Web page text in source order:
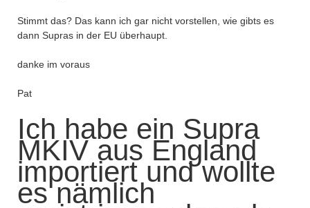
Stimmt das? Das kann ich gar nicht vorstellen, wie gibts es
dann Supras in der EU überhaupt.
danke im voraus
Pat
Ich habe ein Supra
MKIV aus England
importiert und wollte
es nämlich